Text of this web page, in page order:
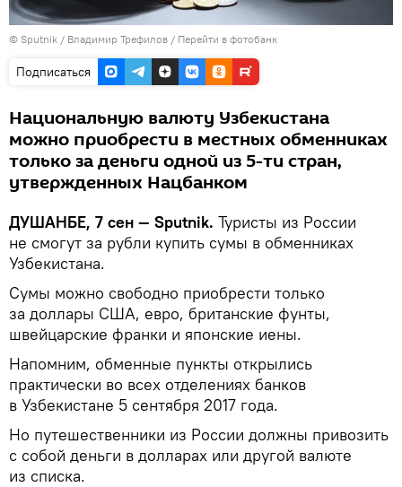
© Sputnik / Владимир Трефилов / Перейти в фотобанк
Подписаться
Национальную валюту Узбекистана
можно приобрести в местных обменниках
только за деньги одной из 5-ти стран,
утвержденных Нацбанком
ДУШАНБЕ, 7 сен — Sputnik. Туристы из России
не смогут за рубли купить сумы в обменниках
Узбекистана.
Сумы можно свободно приобрести только
за доллары США, евро, британские фунты,
швейцарские франки и японские иены.
Напомним, обменные пункты открылись
практически во всех отделениях банков
в Узбекистане 5 сентября 2017 года.
Но путешественники из России должны привозить
с собой деньги в долларах или другой валюте
из списка.